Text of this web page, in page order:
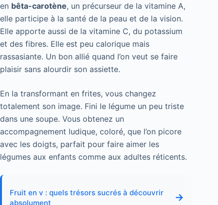
en bêta-carotène, un précurseur de la vitamine A,
elle participe à la santé de la peau et de la vision.
Elle apporte aussi de la vitamine C, du potassium
et des fibres. Elle est peu calorique mais
rassasiante. Un bon allié quand l’on veut se faire
plaisir sans alourdir son assiette.
En la transformant en frites, vous changez
totalement son image. Fini le légume un peu triste
dans une soupe. Vous obtenez un
accompagnement ludique, coloré, que l’on picore
avec les doigts, parfait pour faire aimer les
légumes aux enfants comme aux adultes réticents.
Fruit en v : quels trésors sucrés à découvrir
absolument
→